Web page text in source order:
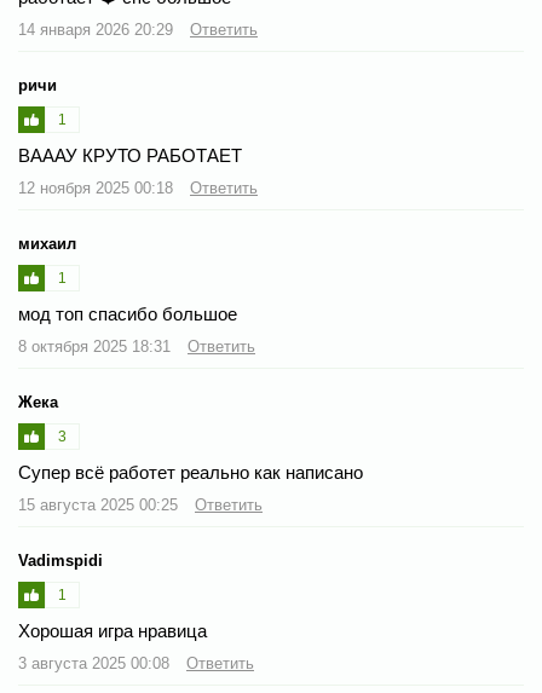
14 января 2026 20:29 Ответить
ричи
1
ВАААУ КРУТО РАБОТАЕТ
12 ноября 2025 00:18 Ответить
михаил
1
мод топ спасибо большое
8 октября 2025 18:31 Ответить
Жека
3
Супер всё работет реально как написано
15 августа 2025 00:25 Ответить
Vadimspidi
1
Хорошая игра нравица
3 августа 2025 00:08 Ответить